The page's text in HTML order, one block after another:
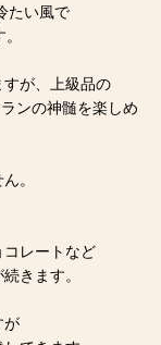
たい風で
が、上級品の
ンの神髄を楽しめ
。
レートなど
きます。
が